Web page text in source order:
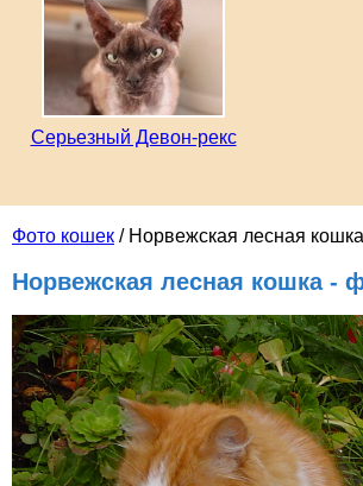
Фото кошек / Норвежская лесная
Норвежская лесная кошка -
Серьезный Девон-рекс